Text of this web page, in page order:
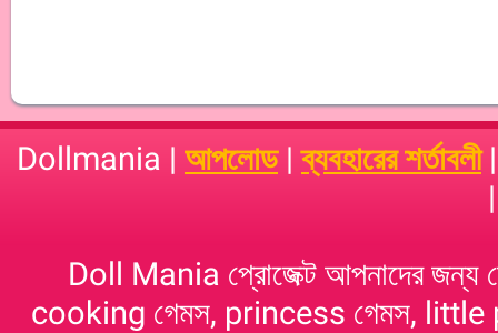
Dollmania | আপলোড|ব্যবহারের শর্তাবলী
Doll Mania প্রোজেক্ট আপনাদের
cooking গেমস, princess গেমস, little